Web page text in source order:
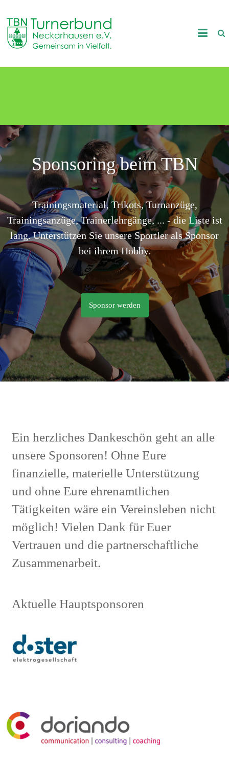
content
TB
Neckarhausen
in
Vielfalt.
Sponsoring beim TBN
Trainingsmaterial, Trikots, Turnanzüge,
Trainingsanzüge, Trainerlehrgänge, ... - die Liste ist
lang. Unterstützen Sie unsere Sportler als Sponsor
bei ihrem Hobby.
Sponsor werden
Ein herzliches Dankeschön geht an alle
unsere Sponsoren! Ohne Eure
finanzielle, materielle Unterstützung
und ohne Eure ehrenamtlichen
Tätigkeiten wäre ein Vereinsleben nicht
möglich! Vielen Dank für Euer
Vertrauen und die partnerschaftliche
Zusammenarbeit.
Aktuelle Hauptsponsoren